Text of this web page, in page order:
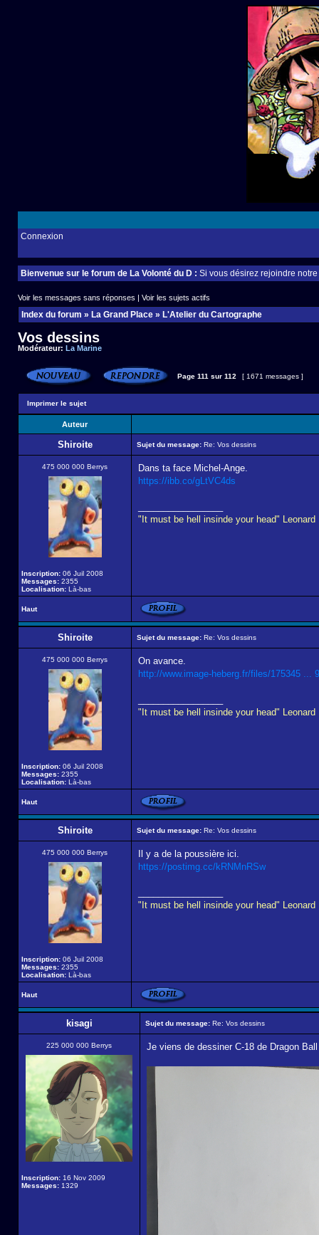
Connexion
Bienvenue sur le forum de La Volonté du D : Si vous désirez rejoindre
Voir les messages sans réponses | Voir les sujets actifs
Index du forum » La Grand Place » L'Atelier du Cartographe
Vos dessins
Modérateur: La Marine
Page 111 sur 112 [ 1671 messages ]
Imprimer le sujet
Auteur
Shiroite Sujet du message: Re: Vos dessins
475 000 000 Berrys
Inscription: 06 Juil 2008
Messages: 2355
Localisation: Là-bas
Dans ta face Michel-Ange.
https://ibb.co/gLtVC4ds
"It must be hell insinde your head" Leonard
Haut
Shiroite Sujet du message: Re: Vos dessins
475 000 000 Berrys
Inscription: 06 Juil 2008
Messages: 2355
Localisation: Là-bas
On avance.
http://www.image-heberg.fr/files/175345 ...
"It must be hell insinde your head" Leonard
Haut
Shiroite Sujet du message: Re: Vos dessins
475 000 000 Berrys
Inscription: 06 Juil 2008
Messages: 2355
Localisation: Là-bas
Il y a de la poussière ici.
https://postimg.cc/kRNMnRSw
"It must be hell insinde your head" Leonard
Haut
kisagi Sujet du message: Re: Vos dessins
225 000 000 Berrys
Inscription: 16 Nov 2009
Messages: 1329
Je viens de dessiner C-18 de Dragon